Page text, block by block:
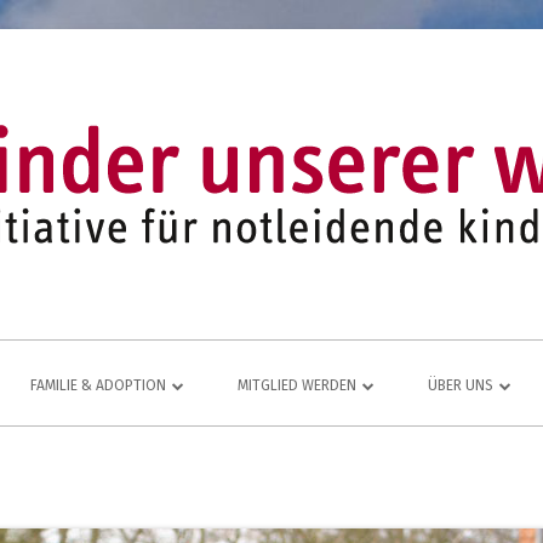
FAMILIE & ADOPTION MITGLIED WERDEN
MITGLIEDERBEREICH
ÜBER UNS
VEREINS-